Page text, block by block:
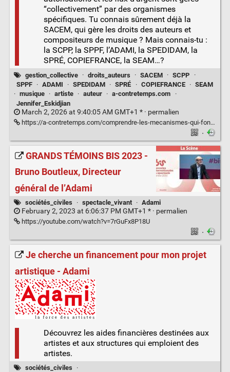
“collectivement” par des organismes
spécifiques. Tu connais sûrement déjà la
SACEM, qui gère les droits des auteurs et
compositeurs de musique ? Mais connais-tu :
la SCPP, la SPPF, l’ADAMI, la SPEDIDAM, la
SPRÉ, COPIEFRANCE, la SEAM…?
gestion_collective · droits_auteurs · SACEM · SCPP
·
SPPF
· ADAMI · SPEDIDAM · SPRÉ · COPIEFRANCE · SEAM
· musique · artiste · auteur · a-contretemps.com
·
Jennifer_Eskidjian
March 2, 2026 at 9:40:05 AM GMT+1 * · permalien
https://a-contretemps.com/comprendre-les-mecanismes-qui-font-tourner-le-monde-de-la-musique/
·
GRANDS TÉMOINS BIS 2023 -
Bruno Boutleux, Directeur
général de l’Adami
sociétés_civiles · spectacle_vivant · Adami
February 2, 2023 at 6:06:37 PM GMT+1 * · permalien
https://youtube.com/watch?v=7rGuFx8P18U
·
Je cherche un financement pour mon projet
artistique - Adami
Découvrez les aides financières destinées aux
artistes et aux structures qui emploient des
artistes.
sociétés_civiles
·